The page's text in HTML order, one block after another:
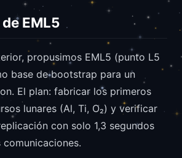
EML5
propusimos EML5 (punto L5
base de bootstrap para un
El plan: fabricar los primeros
lunares (Al, Ti, O₂) y verificar
con solo 1,3 segundos